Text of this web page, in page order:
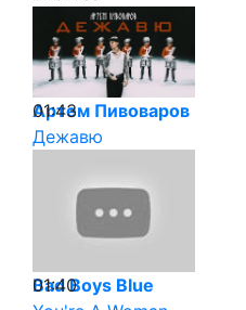
01:43
Артем Пивоваров
Дежавю
01:40
Bad Boys Blue